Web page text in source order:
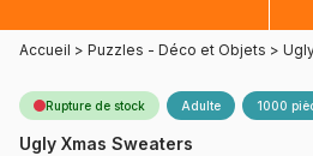
Accueil > Puzzles - Déco et Objets >
Rupture de stock Adulte 1000
Ugly Xmas Sweaters